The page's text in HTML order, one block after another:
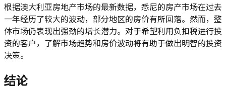
根据澳大利亚房地产市场的最新数据，悉尼的房产市场在过去
一年经历了较大的波动，部分地区的房价有所回落。然而，整
体市场仍表现出强劲的增长潜力。对于希望利用负扣税进行投
资的客户，了解市场趋势和房价波动将有助于做出明智的投资
决策。
结论